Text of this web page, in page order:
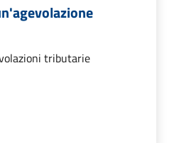
tributarie